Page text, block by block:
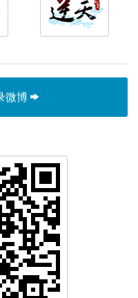
微博